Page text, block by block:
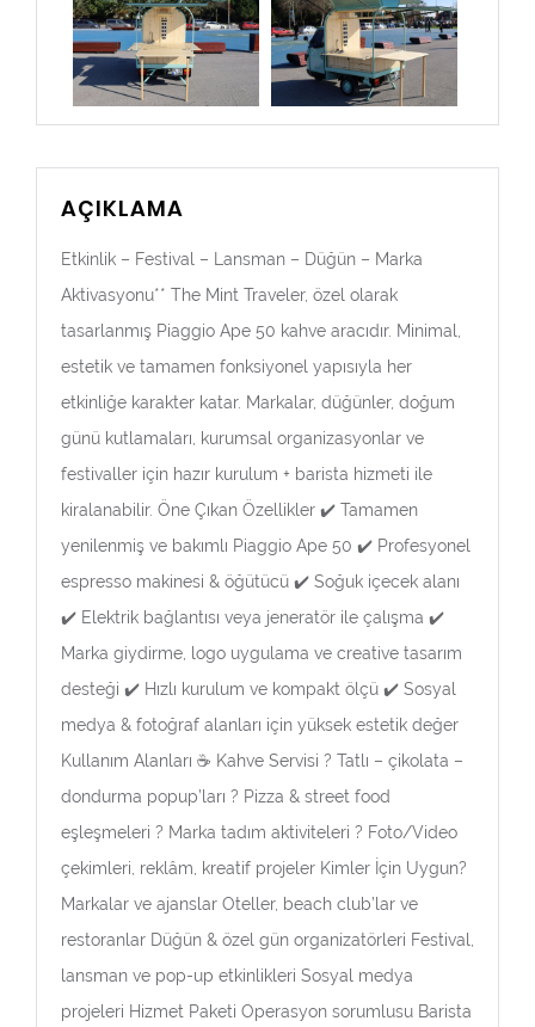
AÇIKLAMA
Etkinlik – Festival – Lansman – Düğün – Marka
Aktivasyonu** The Mint Traveler, özel olarak
tasarlanmış Piaggio Ape 50 kahve aracıdır. Minimal,
estetik ve tamamen fonksiyonel yapısıyla her
etkinliğe karakter katar. Markalar, düğünler, doğum
günü kutlamaları, kurumsal organizasyonlar ve
festivaller için hazır kurulum + barista hizmeti ile
kiralanabilir. Öne Çıkan Özellikler ✔️ Tamamen
yenilenmiş ve bakımlı Piaggio Ape 50 ✔️ Profesyonel
espresso makinesi & öğütücü ✔️ Soğuk içecek alanı
✔️ Elektrik bağlantısı veya jeneratör ile çalışma ✔️
Marka giydirme, logo uygulama ve creative tasarım
desteği ✔️ Hızlı kurulum ve kompakt ölçü ✔️ Sosyal
medya & fotoğraf alanları için yüksek estetik değer
Kullanım Alanları ☕ Kahve Servisi ? Tatlı – çikolata –
dondurma popup’ları ? Pizza & street food
eşleşmeleri ? Marka tadım aktiviteleri ? Foto/Video
çekimleri, reklâm, kreatif projeler Kimler İçin Uygun?
Markalar ve ajanslar Oteller, beach club’lar ve
restoranlar Düğün & özel gün organizatörleri Festival,
lansman ve pop-up etkinlikleri Sosyal medya
projeleri Hizmet Paketi Operasyon sorumlusu Barista